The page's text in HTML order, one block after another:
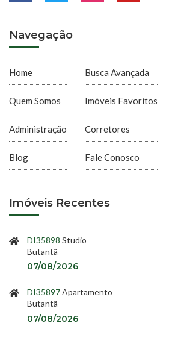
Navegação
Home
Quem Somos
Administração
Blog
Busca Avançada
Imóveis Favoritos
Corretores
Fale Conosco
Imóveis Recentes
DI35898 Studio
Butantã
07/08/2026
DI35897Apartamento
Butantã
07/08/2026